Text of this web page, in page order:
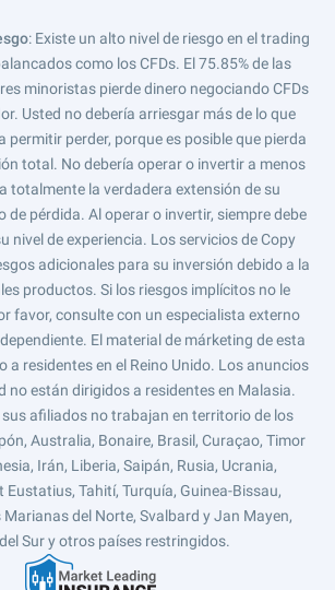
: Existe un alto nivel de riesgo en el trading
como los CFDs. El 75.85% de las
minoristas pierde dinero negociando CFDs
Usted no debería arriesgar más de lo que
permitir perder, porque es posible que pierda
total. No debería operar o invertir a menos
totalmente la verdadera extensión de su
de pérdida. Al operar o invertir, siempre debe
nivel de experiencia. Los servicios de Copy
adicionales para su inversión debido a la
productos. Si los riesgos implícitos no le
favor, consulte con un especialista externo
El material de márketing de esta
a residentes en el Reino Unido. Los anuncios
no están dirigidos a residentes en Malasia.
afiliados no trabajan en territorio de los
Australia, Bonaire, Brasil, Curaçao, Timor
Irán, Liberia, Saipán, Rusia, Ucrania,
Eustatius, Tahití, Turquía, Guinea-Bissau,
del Norte, Svalbard y Jan Mayen,
Sur y otros países restringidos.